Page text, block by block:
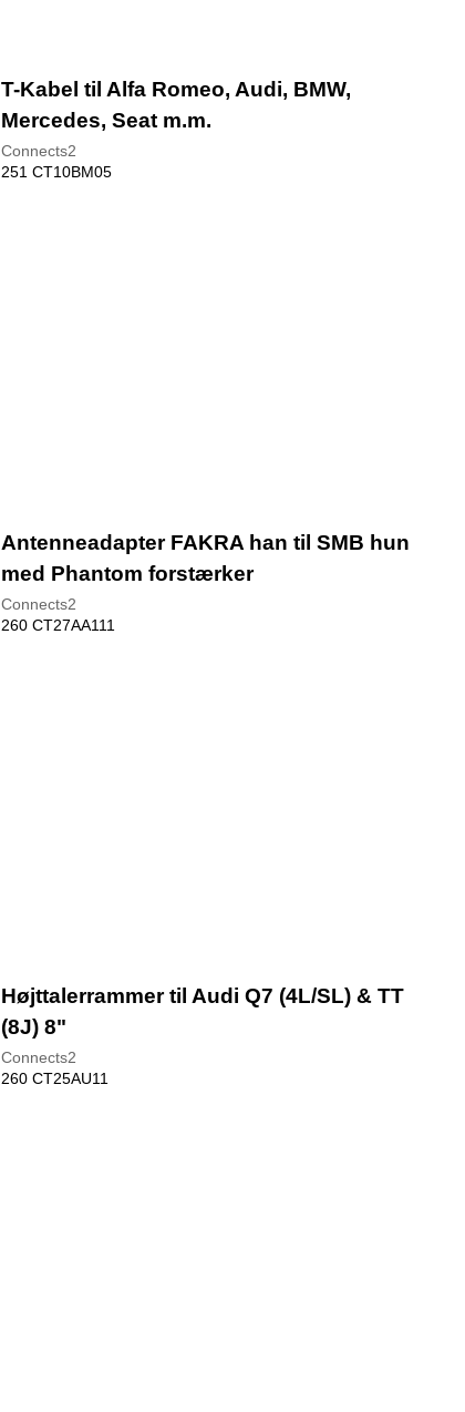
T-Kabel til Alfa Romeo, Audi, BMW,
Mercedes, Seat m.m.
Connects2
251 CT10BM05
Antenneadapter FAKRA han til SMB hun
med Phantom forstærker
Connects2
260 CT27AA111
Højttalerrammer til Audi Q7 (4L/SL) & TT
(8J) 8"
Connects2
260 CT25AU11